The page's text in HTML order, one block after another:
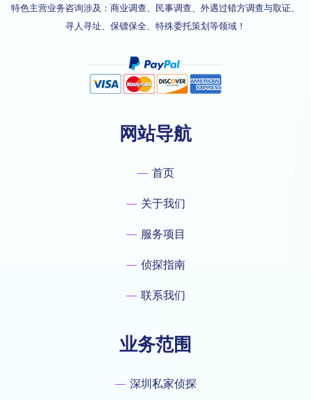
特色主营业务咨询涉及：商业调查、民事调查、外遇过错方调查与取证、
寻人寻址、保镖保全、特殊委托策划等领域！
网站导航
首页
关于我们
服务项目
侦探指南
联系我们
业务范围
深圳私家侦探